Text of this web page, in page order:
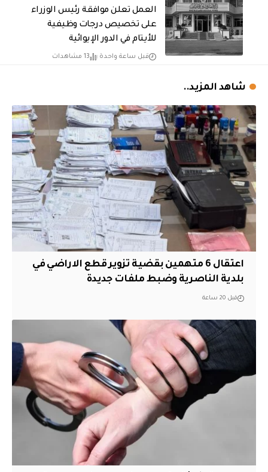
العمل تعلن موافقة رئيس الوزراء
على تخصيص درجات وظيفية
للأيتام في الدور الإيوائية
قبل ساعة واحدة 13 مشاهدات
شاهد المزيد..
اعتقال 6 متهمين بقضية تزوير قطع الاراضي في
بلدية الناصرية وضبط ملفات جديدة
قبل 20 ساعة